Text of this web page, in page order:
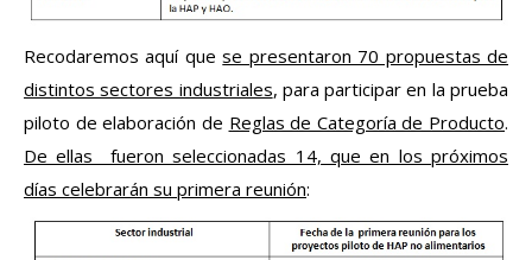
Recodaremos aquí quese presentaron 70 propuestas de
distintos sectores industriales, para participar en la prueba
piloto de elaboración de Reglas de Categoría de Producto.
De ellas fueron seleccionadas 14, que en los próximos
días celebrarán su primera reunión: